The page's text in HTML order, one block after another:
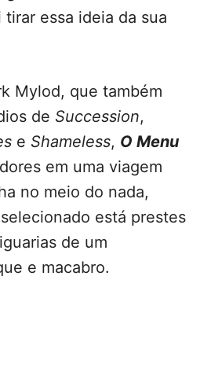
essa ideia da sua
Mylod, que também
de Succession,
e Shameless, O Menu
em uma viagem
no meio do nada,
está prestes
de um
e macabro.